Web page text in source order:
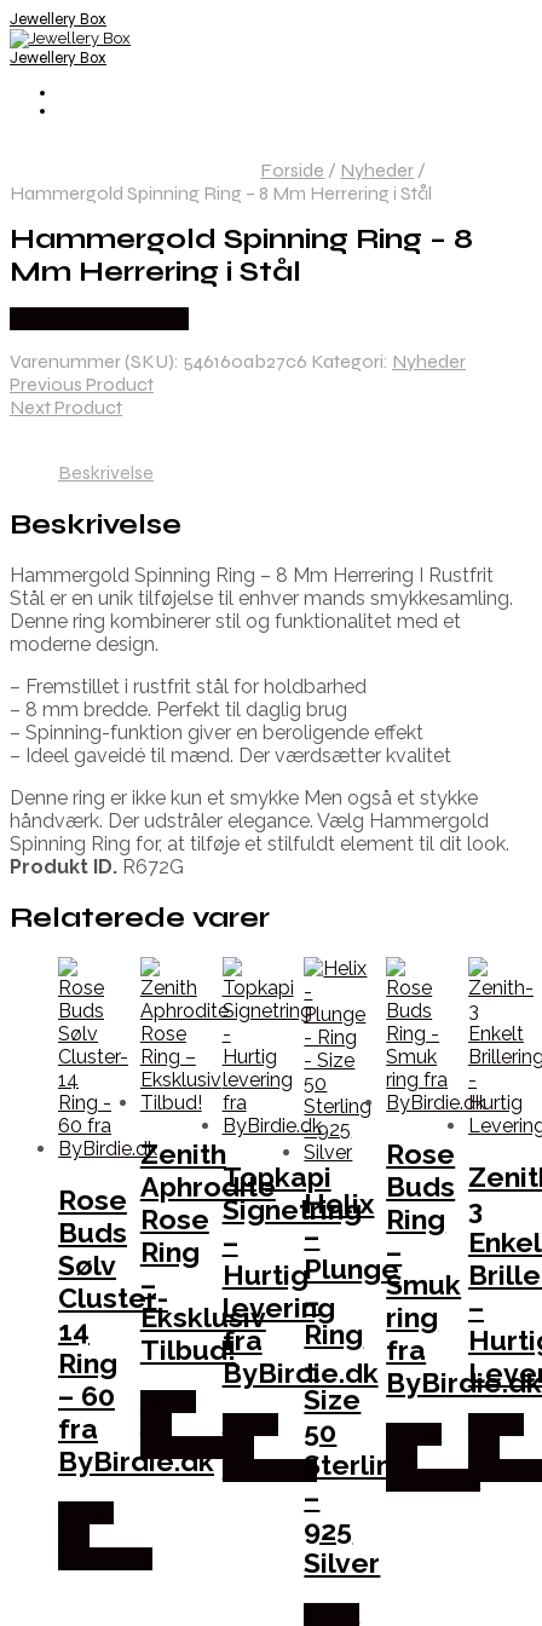
Jewellery Box
Jewellery Box
Forside / Nyheder /
Hammergold Spinning Ring – 8 Mm Herrering i Stål
Hammergold Spinning Ring – 8
Mm Herrering i Stål
Varenummer (SKU): 546160ab27c6 Kategori: Nyheder
Previous Product
Next Product
Beskrivelse
Beskrivelse
Hammergold Spinning Ring – 8 Mm Herrering I Rustfrit
Stål er en unik tilføjelse til enhver mands smykkesamling.
Denne ring kombinerer stil og funktionalitet med et
moderne design.
– Fremstillet i rustfrit stål for holdbarhed
– 8 mm bredde. Perfekt til daglig brug
– Spinning-funktion giver en beroligende effekt
– Ideel gaveidé til mænd. Der værdsætter kvalitet
Denne ring er ikke kun et smykke Men også et stykke
håndværk. Der udstråler elegance. Vælg Hammergold
Spinning Ring for, at tilføje et stilfuldt element til dit look.
Produkt ID. R672G
Relaterede varer
Rose
Buds
Sølv
Cluster-
14
Ring
– 60
fra
ByBirdie.dk
Zenith
Aphrodite
Rose
Ring
–
Eksklusiv
Tilbud!
Topkapi
Signetring
–
Hurtig
levering
fra
ByBirdie.dk
Helix
–
Plunge
–
Ring
–
Size
50
Sterling
–
925
Silver
Rose
Buds
Ring
–
Smuk
ring
fra
ByBirdie.dk
Bybirdie.dk
3
–